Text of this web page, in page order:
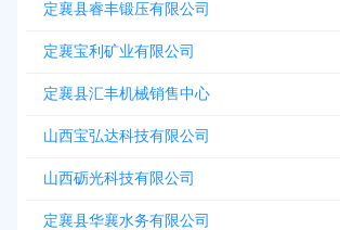
定襄县睿丰锻压有限公司
定襄宝利矿业有限公司
定襄县汇丰机械销售中心
山西宝弘达科技有限公司
山西砺光科技有限公司
定襄县华襄水务有限公司